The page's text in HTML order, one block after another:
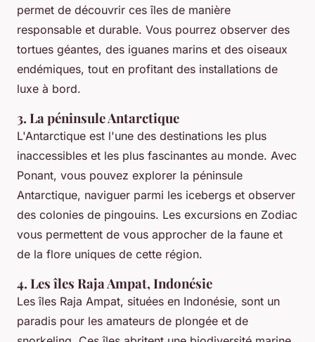
permet de découvrir ces îles de manière
responsable et durable. Vous pourrez observer des
tortues géantes, des iguanes marins et des oiseaux
endémiques, tout en profitant des installations de
luxe à bord.
3. La péninsule Antarctique
L'Antarctique est l'une des destinations les plus
inaccessibles et les plus fascinantes au monde. Avec
Ponant, vous pouvez explorer la péninsule
Antarctique, naviguer parmi les icebergs et observer
des colonies de pingouins. Les excursions en Zodiac
vous permettent de vous approcher de la faune et
de la flore uniques de cette région.
4. Les îles Raja Ampat, Indonésie
Les îles Raja Ampat, situées en Indonésie, sont un
paradis pour les amateurs de plongée et de